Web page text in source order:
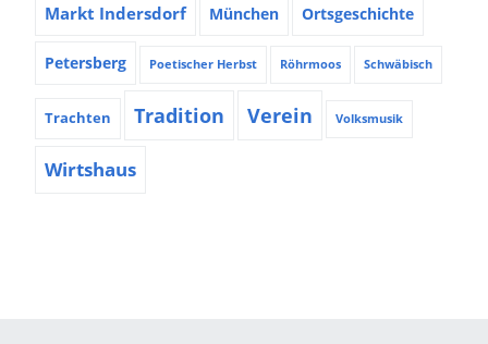
Markt Indersdorf München Ortsgeschichte
Petersberg Poetischer Herbst Röhrmoos Schwäbisch
Trachten Tradition Verein Volksmusik
Wirtshaus